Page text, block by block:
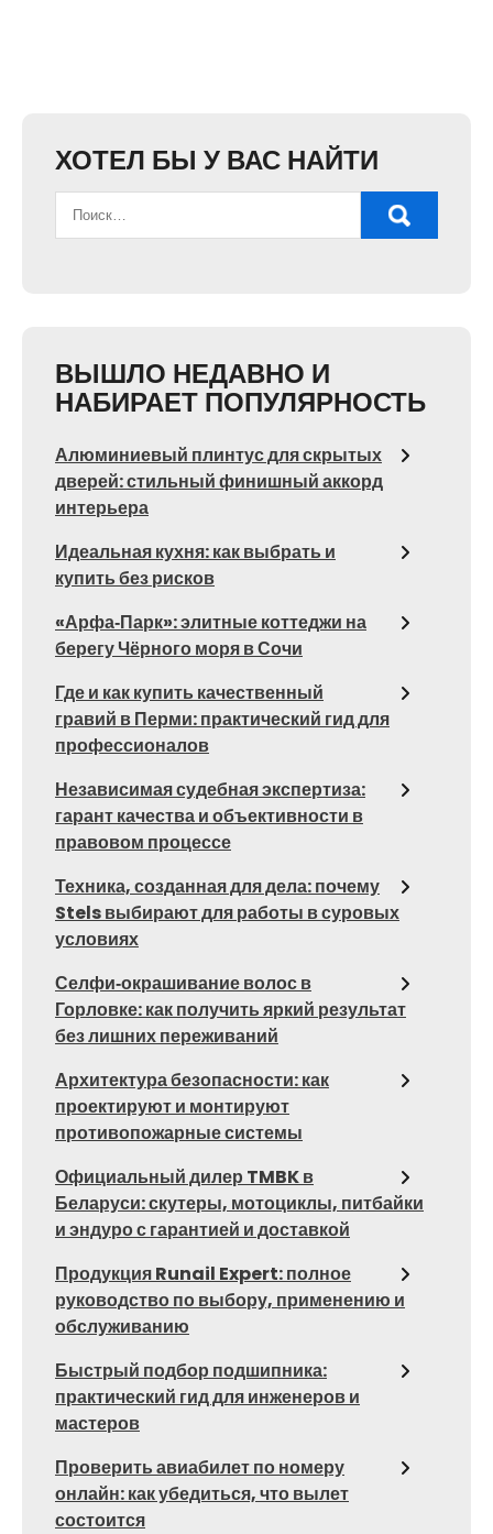
ХОТЕЛ БЫ У ВАС НАЙТИ
ВЫШЛО НЕДАВНО И
НАБИРАЕТ ПОПУЛЯРНОСТЬ
Алюминиевый плинтус для скрытых
дверей: стильный финишный аккорд
интерьера
Идеальная кухня: как выбрать и
купить без рисков
«Арфа‑Парк»: элитные коттеджи на
берегу Чёрного моря в Сочи
Где и как купить качественный
гравий в Перми: практический гид для
профессионалов
Независимая судебная экспертиза:
гарант качества и объективности в
правовом процессе
Техника, созданная для дела: почему
Stels выбирают для работы в суровых
условиях
Селфи‑окрашивание волос в
Горловке: как получить яркий результат
без лишних переживаний
Архитектура безопасности: как
проектируют и монтируют
противопожарные системы
Официальный дилер TMBK в
Беларуси: скутеры, мотоциклы, питбайки
и эндуро с гарантией и доставкой
Продукция Runail Expert: полное
руководство по выбору, применению и
обслуживанию
Быстрый подбор подшипника:
практический гид для инженеров и
мастеров
Проверить авиабилет по номеру
онлайн: как убедиться, что вылет
состоится